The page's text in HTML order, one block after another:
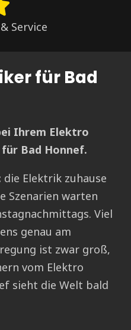
Service
für Bad
Ihrem Elektro
Bad Honnef.
die Elektrik zuhause
Szenarien warten
Viel
genau am
ist zwar groß,
vom Elektro
sieht die Welt bald